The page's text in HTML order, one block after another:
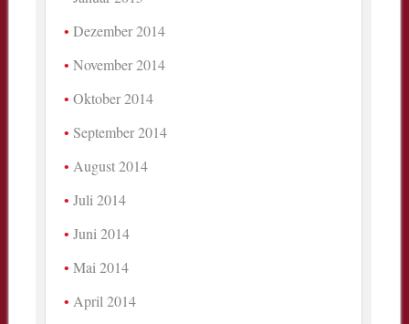
Dezember 2014
November 2014
Oktober 2014
September 2014
August 2014
Juli 2014
Juni 2014
Mai 2014
April 2014